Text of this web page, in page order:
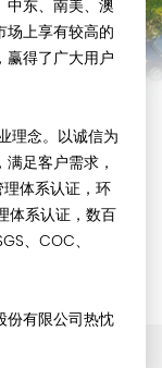
中东、南美、澳
场上享有较高的
赢得了广大用户
理念。以诚信为
足客户需求，
体系认证，环
体系认证，数百
、COC、
份有限公司热忱